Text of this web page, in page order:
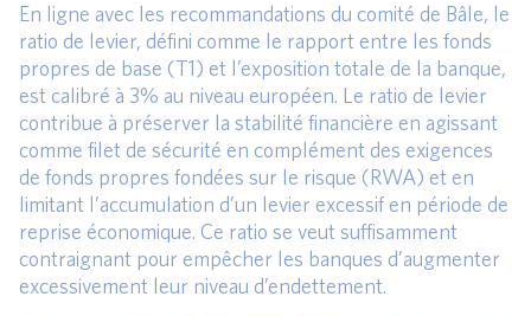
En ligne avec les recommandations du comité de Bâle, le
ratio de levier, défini comme le rapport entre les fonds
propres de base (T1) et l’exposition totale de la banque,
est calibré à 3% au niveau européen. Le ratio de levier
contribue à préserver la stabilité financière en agissant
comme filet de sécurité en complément des exigences
de fonds propres fondées sur le risque (RWA) et en
limitant l’accumulation d’un levier excessif en période de
reprise économique. Ce ratio se veut suffisamment
contraignant pour empêcher les banques d’augmenter
excessivement leur niveau d’endettement.